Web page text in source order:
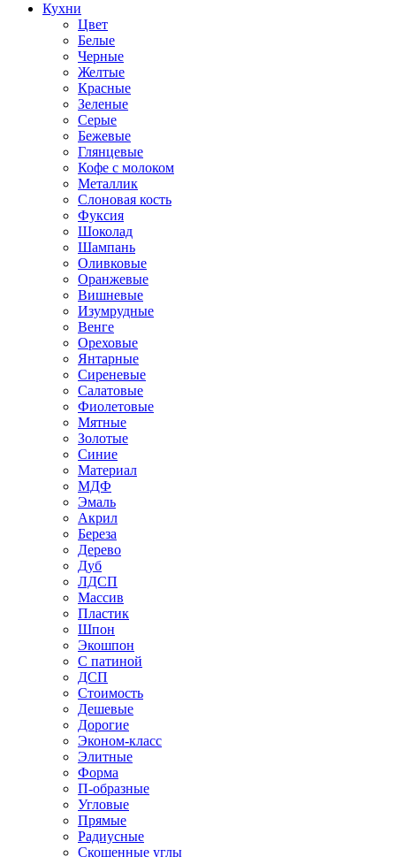
Кухни
Цвет
Белые
Черные
Желтые
Красные
Зеленые
Серые
Бежевые
Глянцевые
Кофе с молоком
Металлик
Слоновая кость
Фуксия
Шоколад
Шампань
Оливковые
Оранжевые
Вишневые
Изумрудные
Венге
Ореховые
Янтарные
Сиреневые
Салатовые
Фиолетовые
Мятные
Золотые
Синие
Материал
МДФ
Эмаль
Акрил
Береза
Дерево
Дуб
ЛДСП
Массив
Пластик
Шпон
Экошпон
С патиной
ДСП
Стоимость
Дешевые
Дорогие
Эконом-класс
Элитные
Форма
П-образные
Угловые
Прямые
Радиусные
Скошенные углы